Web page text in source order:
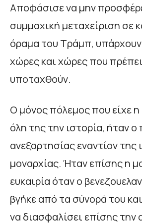
Αποφάσισε να μην
συμμαχική μεταχείριση σε
όραμα του Τράμπ,
χώρες και χώρες που
υποταχθούν.
Ο μόνος πόλεμος που είχε η
όλη της την ιστορία, ήταν
ανεξαρτησίας εναντίον της
μοναρχίας. Ήταν επίσης η
ευκαιρία όταν ο
βγήκε από τα σύνορά του
να διασφαλίσει επίσης την